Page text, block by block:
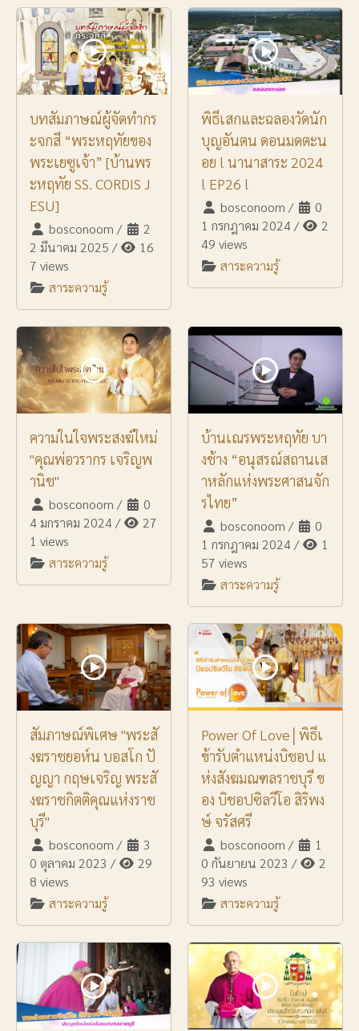
บทสัมภาษณ์ผู้จัดทำกร
ะจกสี “พระหฤทัยของ
พระเยซูเจ้า” [บ้านพร
ะหฤทัย SS. CORDIS J
ESU]
bosconoom /
2
2 มีนาคม 2025 /
16
7 views
สาระความรู้
พิธีเสกและฉลองวัดนัก
บุญอันตน ดอนมดตะน
อย l นานาสาระ 2024
l EP26 l
bosconoom /
0
1 กรกฎาคม 2024/
2
49 views
สาระความรู้
ความในใจพระสงฆ์ใหม่
"คุณพ่อวรากร เจริญพ
านิช"
bosconoom /
0
4 มกราคม 2024/
27
1 views
สาระความรู้
บ้านเณรพระหฤทัย บา
งช้าง “อนุสรณ์สถานเส
าหลักแห่งพระศาสนจัก
รไทย”
bosconoom /
0
1 กรกฎาคม 2024/
1
57 views
สาระความรู้
สัมภาษณ์พิเศษ "พระสั
งฆราชยอห์น บอสโก ปั
ญญา กฤษเจริญ พระสั
งฆราชกิตติคุณแห่งราช
บุรี"
bosconoom /
3
0 ตุลาคม 2023 /
29
8 views
สาระความรู้
Power Of Love│พิธีเ
ข้ารับตำแหน่งบิชอป แ
ห่งสังฆมณฑลราชบุรี ข
อง บิชอปซิลวีโอ สิริพง
ษ์ จรัสศรี
bosconoom /
1
0 กันยายน 2023 /
2
93 views
สาระความรู้